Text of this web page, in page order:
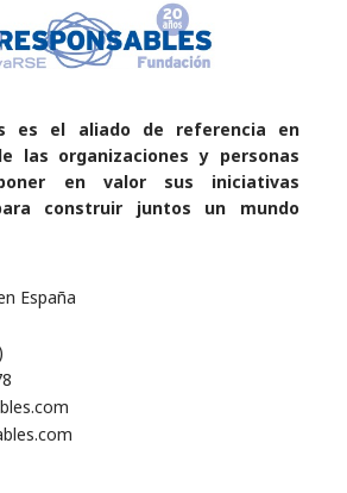
es el aliado de referencia en
las organizaciones y personas
en valor sus iniciativas
construir juntos un mundo
España